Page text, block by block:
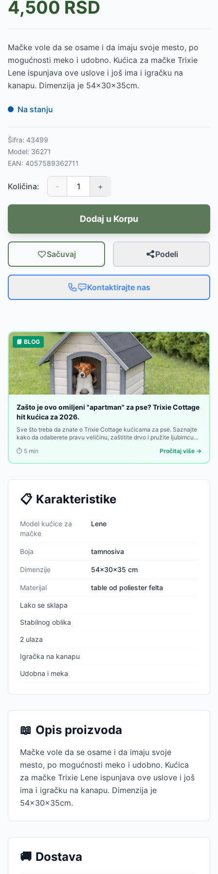
4,500 RSD
Mačke vole da se osame i da imaju svoje mesto, po
mogućnosti meko i udobno. Kućica za mačke Trixie
Lene ispunjava ove uslove i još ima i igračku na
kanapu. Dimenzija je 54x30x35cm.
Na stanju
Šifra: 43499
Model: 36271
EAN: 4057589362711
Količina: - +
Dodaj u Korpu
Sačuvaj Podeli
Kontaktirajte nas
📘 BLOG
Zašto je ovo omiljeni "apartman" za pse? Trixie Cottage
hit kućica za 2026.
Sve što treba da znate o Trixie Cottage kućicama za pse. Saznajte
kako da odaberete pravu veličinu, zaštitite drvo i pružite ljubimcu
⏱️ 5 min Pročitaj više →
📋 Karakteristike
Model kućice za
mačke
Lene
Boja tamnosiva
Dimenzije 54x30x35 cm
Materijal table od poliester felta
Lako se sklapa
Stabilnog oblika
2 ulaza
Igračka na kanapu
Udobna i meka
📖 Opis proizvoda
Mačke vole da se osame i da imaju svoje
mesto, po mogućnosti meko i udobno. Kućica
za mačke Trixie Lene ispunjava ove uslove i još
ima i igračku na kanapu. Dimenzija je
54x30x35cm.
🚚 Dostava